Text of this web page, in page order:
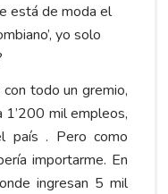
está de moda el
yo solo
todo un gremio,
1’200 mil empleos,
país . Pero como
importarme. En
ingresan 5 mil